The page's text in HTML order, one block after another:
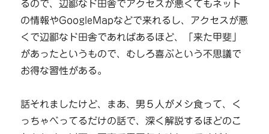
るので、辺鄙なド田舎でアクセスが悪くてもネット
の情報やGoogleMapなどで来れるし、アクセスが悪
くで辺鄙なド田舎であればあるほど、「来た甲斐」
があったというもので、むしろ喜ぶという不思議で
お得な習性がある。
話それましたけど、まあ、男５人がメシ食って、く
っちゃべってるだけの話で、深く解説するほどのこ